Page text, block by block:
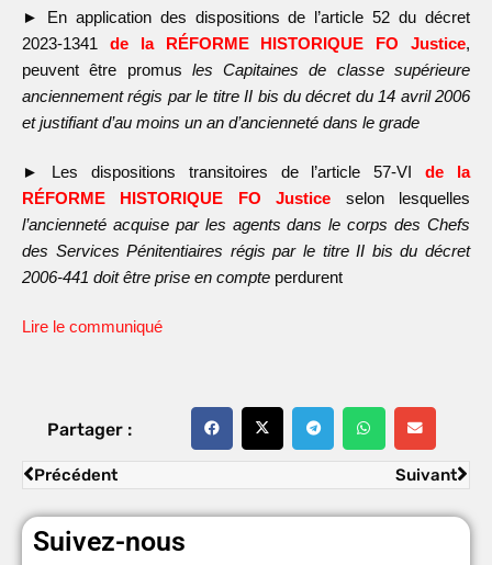
► En application des dispositions de l’article 52 du décret
2023-1341 de la RÉFORME HISTORIQUE FO Justice,
peuvent être promus les Capitaines de classe supérieure
anciennement régis par le titreII bis du décret du 14 avril 2006
et justifiant d’au moins un an d’ancienneté dans le grade
► Les dispositions transitoires de l’article 57-VIde la
RÉFORME HISTORIQUE FO Justice selon lesquelles
l’ancienneté acquise par les agents dans le corps des Chefs
des ServicesPénitentiaires régis par le titre II bis du décret
2006-441 doit être prise en compte perdurent
Lire le communiqué
Partager :
Précédent Suivant
Suivez-nous